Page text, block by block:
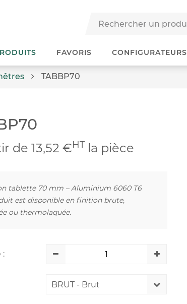
FAVORIS CONFIGURATEURS
TABBP70
de 13,52 €HT la pièce
tablette 70 mm – Aluminium 6060 T6
est disponible en finition brute,
ou thermolaquée.
:
BRUT - Brut